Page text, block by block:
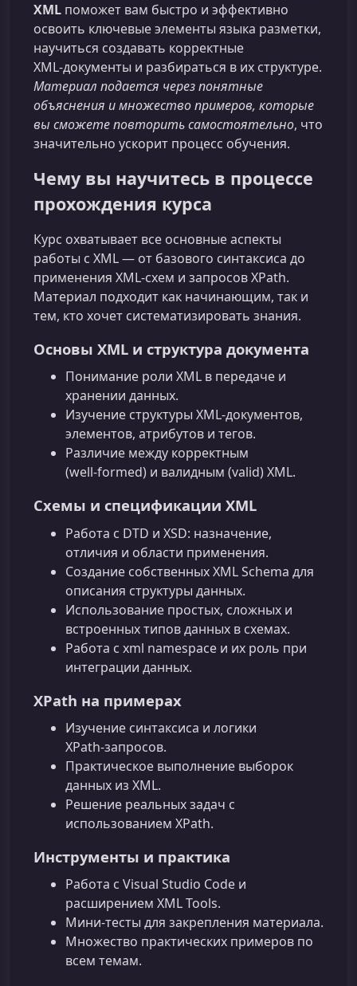
XML поможет вам быстро и эффективно
освоить ключевые элементы языка разметки,
научиться создавать корректные
XML‑документы и разбираться в их структуре.
Материал подается через понятные
объяснения и множество примеров, которые
вы сможете повторить самостоятельно, что
значительно ускорит процесс обучения.
Чему вы научитесь в процессе
прохождения курса
Курс охватывает все основные аспекты
работы с XML — от базового синтаксиса до
применения XML‑схем и запросов XPath.
Материал подходит как начинающим, так и
тем, кто хочет систематизировать знания.
Основы XML и структура документа
Понимание роли XML в передаче и
хранении данных.
Изучение структуры XML-документов,
элементов, атрибутов и тегов.
Различие между корректным
(well‑formed) и валидным (valid) XML.
Схемы и спецификации XML
Работа c DTD и XSD: назначение,
отличия и области применения.
Создание собственных XML Schema для
описания структуры данных.
Использование простых, сложных и
встроенных типов данных в схемах.
Работа с xml namespace и их роль при
интеграции данных.
XPath на примерах
Изучение синтаксиса и логики
XPath‑запросов.
Практическое выполнение выборок
данных из XML.
Решение реальных задач с
использованием XPath.
Инструменты и практика
Работа с Visual Studio Code и
расширением XML Tools.
Мини‑тесты для закрепления материала.
Множество практических примеров по
всем темам.